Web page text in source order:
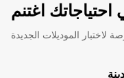
اغتنم
لاختبار الموديلات الجديدة